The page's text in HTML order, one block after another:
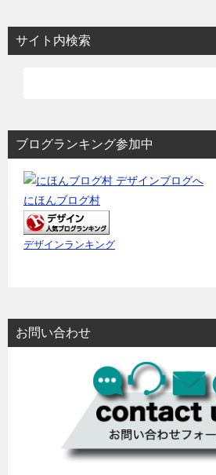
ー
サイト内検索
ブログランキング参加中
にほんブログ村
デザインランキング
お問い合わせ